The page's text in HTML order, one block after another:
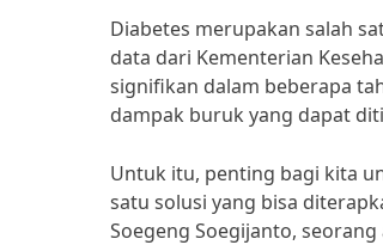
Diabetes merupakan salah
data dari Kementerian
signifikan dalam beberapa
dampak buruk yang dapat
Untuk itu, penting bagi kita
satu solusi yang bisa
Soegeng Soegijanto,